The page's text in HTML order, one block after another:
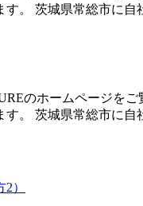
す。 茨城県常総市に
のホームページをご
す。 茨城県常総市に
）